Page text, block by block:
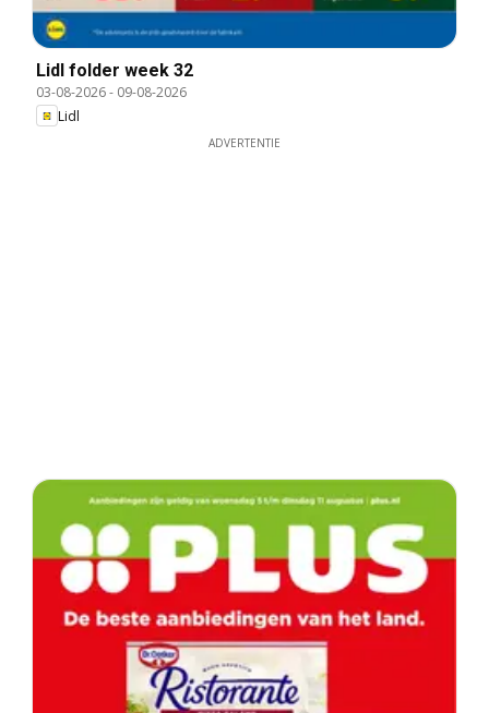
Lidl folder week 32
03-08-2026- 09-08-2026
Lidl
ADVERTENTIE